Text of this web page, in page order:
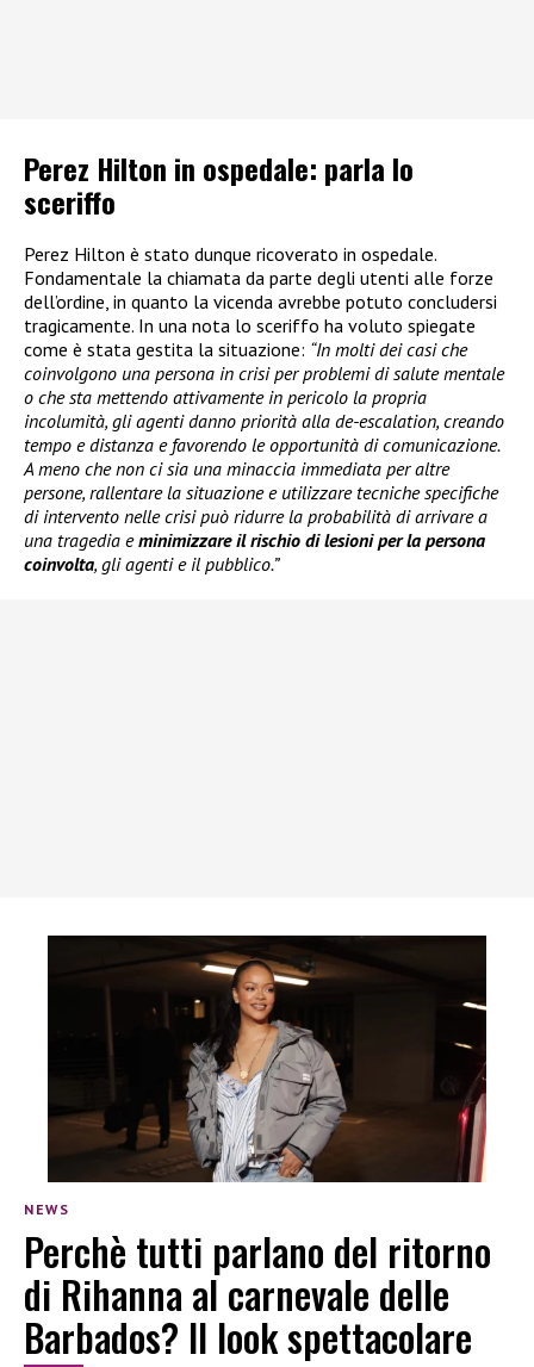
Perez Hilton in ospedale: parla lo
sceriffo
Perez Hilton è stato dunque ricoverato in ospedale.
Fondamentale la chiamata da parte degli utenti alle forze
dell’ordine, in quanto la vicenda avrebbe potuto concludersi
tragicamente. In una nota lo sceriffo ha voluto spiegate
come è stata gestita la situazione: “In molti dei casi che
coinvolgono una persona in crisi per problemi di salute mentale
o che sta mettendo attivamente in pericolo la propria
incolumità, gli agenti danno priorità alla de-escalation, creando
tempo e distanza e favorendo le opportunità di comunicazione.
A meno che non ci sia una minaccia immediata per altre
persone, rallentare la situazione e utilizzare tecniche specifiche
di intervento nelle crisi può ridurre la probabilità di arrivare a
una tragedia eminimizzare il rischio di lesioni per la persona
coinvolta, gli agenti e il pubblico.”
NEWS
Perchè tutti parlano del ritorno
di Rihanna al carnevale delle
Barbados? Il look spettacolare